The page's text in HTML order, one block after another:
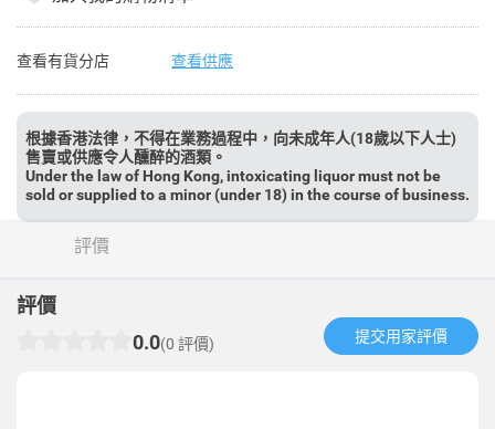
查看有貨分店 查看供應
根據香港法律，不得在業務過程中，向未成年人(18歲以下人士)
售賣或供應令人醺醉的酒類。
Under the law of Hong Kong, intoxicating liquor must not be
sold or supplied to a minor (under 18) in the course of business.
評價
評價
0.0(0 評價) 提交用家評價​